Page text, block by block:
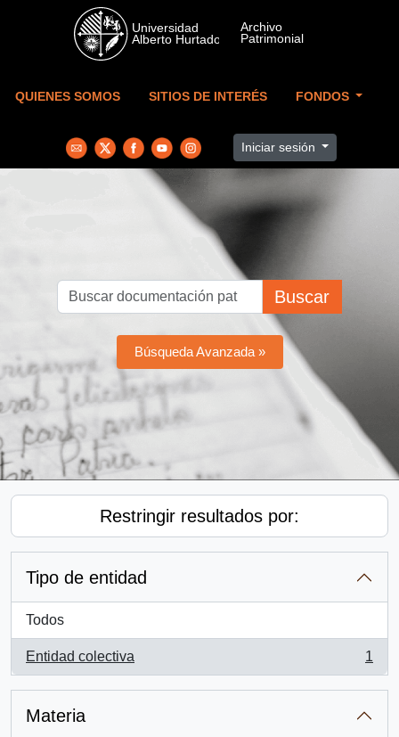
Skip to main content
QUIENES SOMOS SITIOS DE INTERÉS FONDOS
Iniciar sesión
Buscar
Búsqueda Avanzada »
Restringir resultados por:
Tipo de entidad
Todos
Entidad colectiva
, 1 resultados
1
Materia